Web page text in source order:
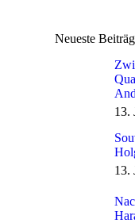
Neueste
13.
13.